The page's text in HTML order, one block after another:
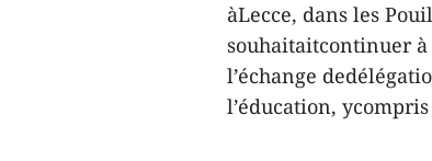
àLecce, dans les
souhaitaitcontinuer
l’échange
l’éducation,